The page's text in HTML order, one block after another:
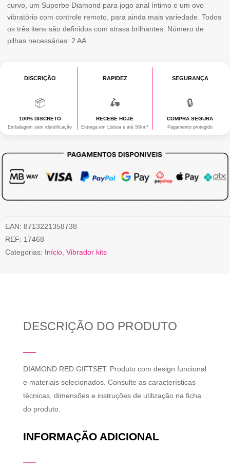
RED
GIFTSET
curvo, um Superbe Diamond para jogo anal íntimo e um ovo
vibratório com controle remoto, para ainda mais variedade. Todos
os três itens são definidos com strass brilhantes. Número de
pilhas necessárias: 2 AA.
DISCRIÇÃO
📦
100% DISCRETO
Embalagem sem identificação
RAPIDEZ
🛵
RECEBE HOJE
Entrega em Lisboa e até 50km*
SEGURANÇA
🔒
COMPRA SEGURA
Pagamento protegido
EAN: 8713221358738
REF: 17468
Categorias: Início, Vibrador kits
DESCRIÇÃO DO PRODUTO
DIAMOND RED GIFTSET. Produto com design funcional
e materiais selecionados. Consulte as características
técnicas, dimensões e instruções de utilização na ficha
do produto.
INFORMAÇÃO ADICIONAL